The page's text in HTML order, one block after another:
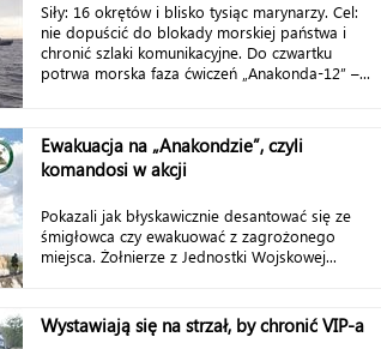
Siły: 16 okrętów i blisko tysiąc marynarzy. Cel:
nie dopuścić do blokady morskiej państwa i
chronić szlaki komunikacyjne. Do czwartku
potrwa morska faza ćwiczeń „Anakonda-12” –...
Ewakuacja na „Anakondzie”, czyli
komandosi w akcji
Pokazali jak błyskawicznie desantować się ze
śmigłowca czy ewakuować z zagrożonego
miejsca. Żołnierze z Jednostki Wojskowej...
Wystawiają się na strzał, by chronić VIP-a